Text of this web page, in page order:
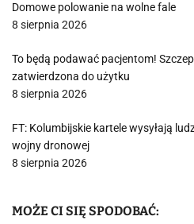
Domowe polowanie na wolne fale
8 sierpnia 2026
To będą podawać pacjentom!
zatwierdzona do użytku
8 sierpnia 2026
FT: Kolumbijskie kartele wysyłają
wojny dronowej
8 sierpnia 2026
MOŻE CI SIĘ SPODOBAĆ: